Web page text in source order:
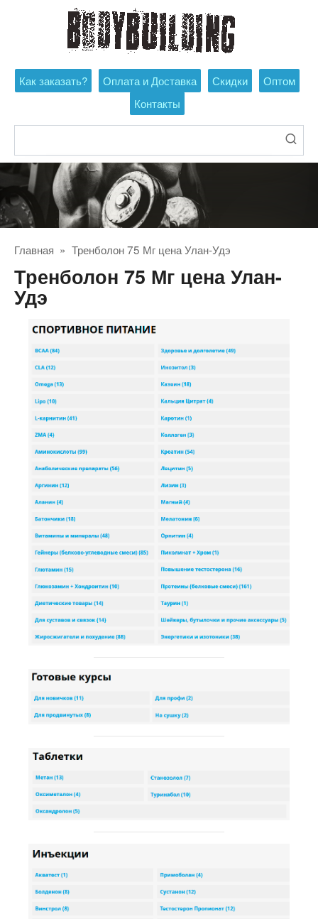
Как заказать? Оплата и Доставка Скидки
Оптом
Контакты
Главная » Тренболон 75 Мг цена Улан-Удэ
Тренболон 75 Мг цена Улан-
Удэ